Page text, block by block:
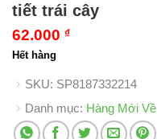
tiết trái cây
62.000 ₫
Hết hàng
SKU: SP8187332214
Danh mục: Hàng Mới Về